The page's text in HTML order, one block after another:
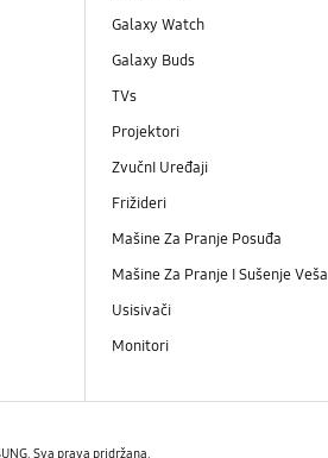
Galaxy Watch
Galaxy Buds
TVs
Projektori
ZvučnI Uređaji
Frižideri
Mašine Za Pranje Posuđa
Mašine Za Pranje I Sušenje Veša
Usisivači
Monitori
Sva prava pridržana.